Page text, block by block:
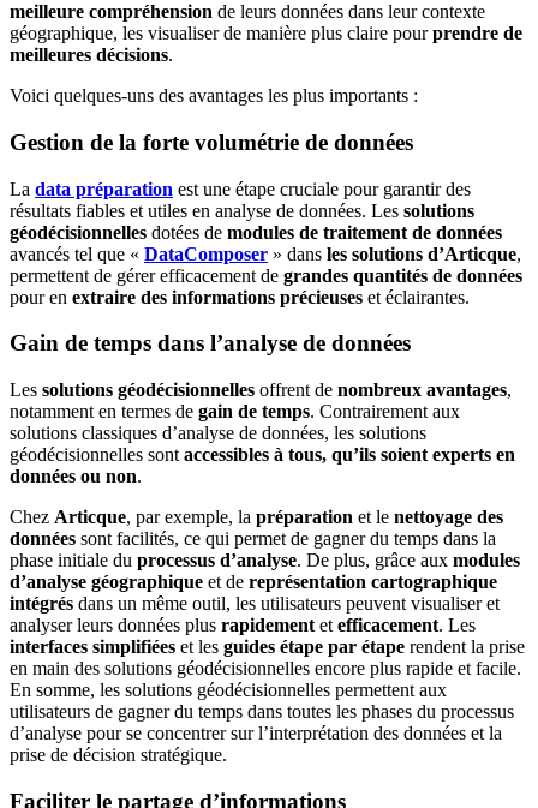
meilleure compréhension de leurs données dans leur contexte
géographique, les visualiser de manière plus claire pourprendre de
meilleures décisions.
Voici quelques-uns des avantages les plus importants :
Gestion de la forte volumétrie de données
La data préparation est une étape cruciale pour garantir des
résultats fiables et utiles en analyse de données. Les solutions
géodécisionnelles dotées de modules de traitement de données
avancés tel que « DataComposer » dans les solutions d’Articque,
permettent de gérer efficacement de grandes quantités de données
pour en extraire des informations précieuses et éclairantes.
Gain de temps dans l’analyse de données
Les solutions géodécisionnelles offrent de nombreux avantages,
notamment en termes de gain de temps. Contrairement aux
solutions classiques d’analyse de données, les solutions
géodécisionnelles sont accessibles à tous, qu’ils soient experts en
données ou non.
Chez Articque, par exemple, la préparation et le nettoyage des
données sont facilités, ce qui permet de gagner du temps dans la
phase initiale du processus d’analyse. De plus, grâce aux modules
d’analyse géographique et de représentation cartographique
intégrés dans un même outil, les utilisateurs peuvent visualiser et
analyser leurs données plus rapidement et efficacement. Les
interfaces simplifiées et les guides étape par étape rendent la prise
en main des solutions géodécisionnelles encore plus rapide et facile.
En somme, les solutions géodécisionnelles permettent aux
utilisateurs de gagner du temps dans toutes les phases du processus
d’analyse pour se concentrer sur l’interprétation des données et la
prise de décision stratégique.
Faciliter le partage d’informations